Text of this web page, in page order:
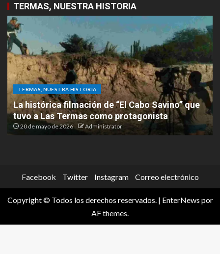
TERMAS, NUESTRA HISTORIA
TERMAS, NUESTRA HISTORIA
La histórica filmación de “El Cabo Savino” que
tuvo a Las Termas como protagonista
20 de mayo de 2026 Administrator
Facebook Twitter Instagram Correo electrónico
Copyright © Todos los derechos reservados. | EnterNews por
AF themes.